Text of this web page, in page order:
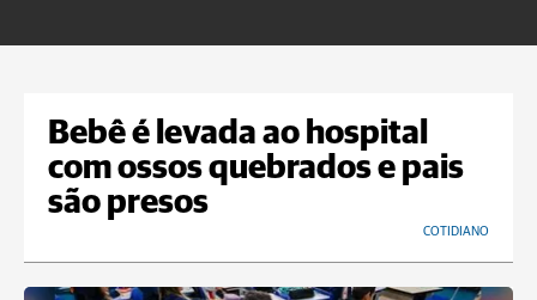
Bebê é levada ao hospital
com ossos quebrados e pais
são presos
COTIDIANO